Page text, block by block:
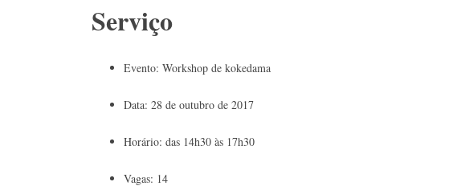
Serviço
Evento: Workshop de kokedama
Data: 28 de outubro de 2017
Horário: das 14h30 às 17h30
Vagas: 14